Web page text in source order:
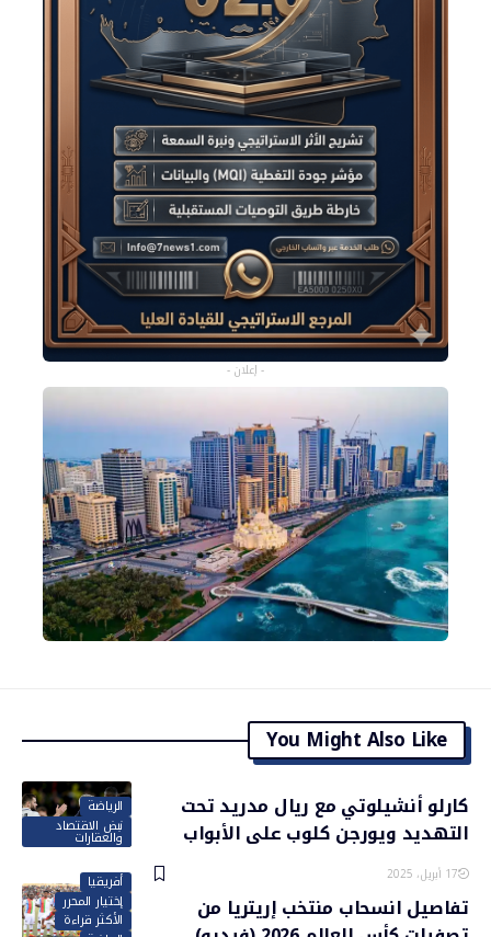
- إعلان -
You Might Also Like
الرياضة
نبض الاقتصاد
والعقارات
كارلو أنشيلوتي مع ريال مدريد تحت
التهديد ويورجن كلوب على الأبواب
17 أبريل، 2025
أفريقيا
إختيار المحرر
الأكثر قراءة
تفاصيل انسحاب منتخب إريتريا من